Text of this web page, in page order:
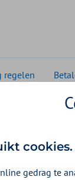
regelen
cookies.
gedrag te